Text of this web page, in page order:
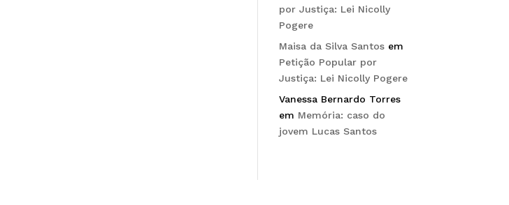
por Justiça: Lei Nicolly
Pogere
Maisa da Silva Santos em
Petição Popular por
Justiça: Lei Nicolly Pogere
Vanessa Bernardo Torres
em Memória: caso do
jovem Lucas Santos